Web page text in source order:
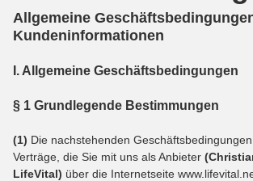
Allgemeine
Kundeninformationen
I. Allgemeine Geschäftsbedingungen
§ 1 Grundlegende Bestimmungen
(1) Die nachstehenden
Verträge, die Sie mit uns als Anbieter
LifeVital) über die Internetseite